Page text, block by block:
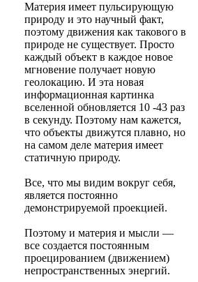
Материя имеет пульсирующую
природу и это научный факт,
поэтому движения как такового в
природе не существует. Просто
каждый объект в каждое новое
мгновение получает новую
геолокацию. И эта новая
информационная картинка
вселенной обновляется 10 -43 раз
в секунду. Поэтому нам кажется,
что объекты движутся плавно, но
на самом деле материя имеет
статичную природу.
Все, что мы видим вокруг себя,
является постоянно
демонстрируемой проекцией.
Поэтому и материя и мысли —
все создается постоянным
проецированием (движением)
непространственных энергий.